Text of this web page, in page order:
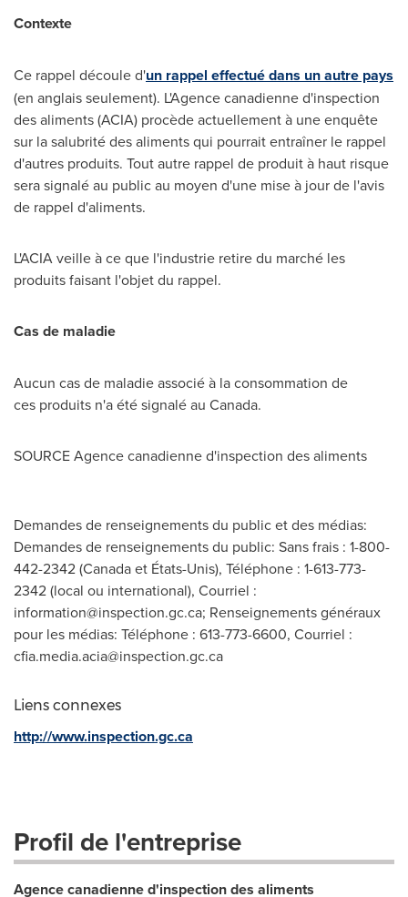
Contexte
Ce rappel découle d'un rappel effectué dans un autre pays
(en anglais seulement). L'Agence canadienne d'inspection
des aliments (ACIA) procède actuellement à une enquête
sur la salubrité des aliments qui pourrait entraîner le rappel
d'autres produits. Tout autre rappel de produit à haut risque
sera signalé au public au moyen d'une mise à jour de l'avis
de rappel d'aliments.
L'ACIA veille à ce que l'industrie retire du marché les
produits faisant l'objet du rappel.
Cas de maladie
Aucun cas de maladie associé à la consommation de
ces produits n'a été signalé au Canada.
SOURCE Agence canadienne d'inspection des aliments
Demandes de renseignements du public et des médias:
Demandes de renseignements du public: Sans frais : 1-800-
442-2342 (Canada et États-Unis), Téléphone : 1-613-773-
2342 (local ou international), Courriel :
information@inspection.gc.ca; Renseignements généraux
pour les médias: Téléphone : 613-773-6600, Courriel :
cfia.media.acia@inspection.gc.ca
Liens connexes
http://www.inspection.gc.ca
Profil de l'entreprise
Agence canadienne d'inspection des aliments